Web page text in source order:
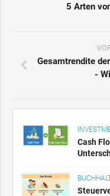
5 Arten
Gesamtrendite
-
Cash